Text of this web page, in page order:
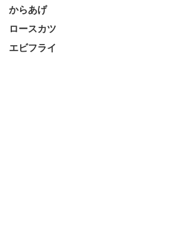
からあげ
ロースカツ
エビフライ